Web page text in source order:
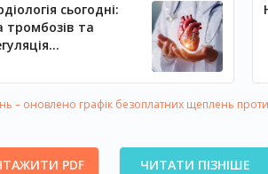
сьогодні:
тромбозів та
– оновлено графік безоплатних щеплень
PDF ЧИТАТИ ПІЗНІШЕ